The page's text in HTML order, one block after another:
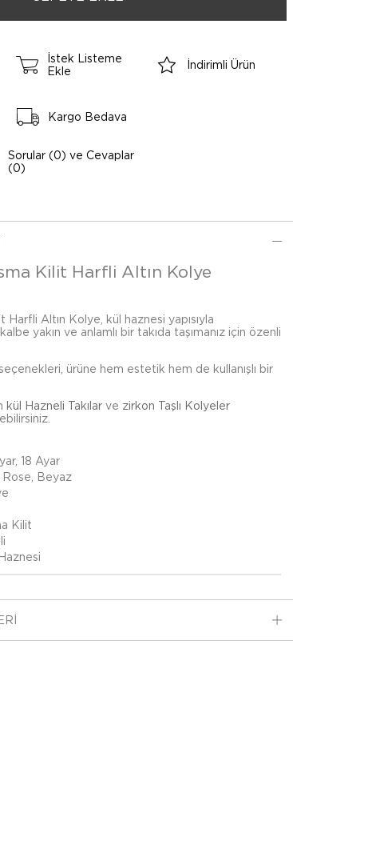
İstek Listeme
Ekle
İndirimli Ürün
Kargo Bedava
Sorular (0) ve Cevaplar
(0)
Kilit Harfli Altın Kolye
Harfli Altın Kolye, kül haznesi yapısıyla
yakın ve anlamlı bir takıda taşımanız için özenli
ürüne hem estetik hem de kullanışlı bir
kül Hazneli Takılar ve zirkon Taşlı Kolyeler
18 Ayar
Rose, Beyaz
Kilit